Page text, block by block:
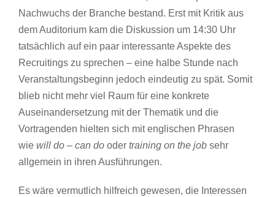
Nachwuchs der Branche bestand. Erst mit Kritik aus
dem Auditorium kam die Diskussion um 14:30 Uhr
tatsächlich auf ein paar interessante Aspekte des
Recruitings zu sprechen – eine halbe Stunde nach
Veranstaltungsbeginn jedoch eindeutig zu spät. Somit
blieb nicht mehr viel Raum für eine konkrete
Auseinandersetzung mit der Thematik und die
Vortragenden hielten sich mit englischen Phrasen
wie will do – can do oder training on the job sehr
allgemein in ihren Ausführungen.
Es wäre vermutlich hilfreich gewesen, die Interessen